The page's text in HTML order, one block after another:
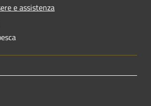
e assistenza